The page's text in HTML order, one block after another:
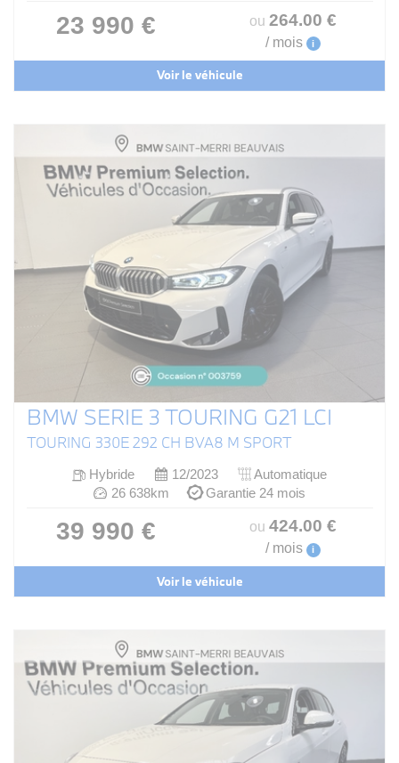
23 990 € ou 264.00 €
/ mois i
Voir le véhicule
BMW SERIE 3 TOURING G21 LCI
TOURING 330E 292 CH BVA8 M SPORT
Hybride 12/2023
Automatique
26 638km
Garantie 24 mois
39 990 € ou 424.00 €
/ mois i
Voir le véhicule